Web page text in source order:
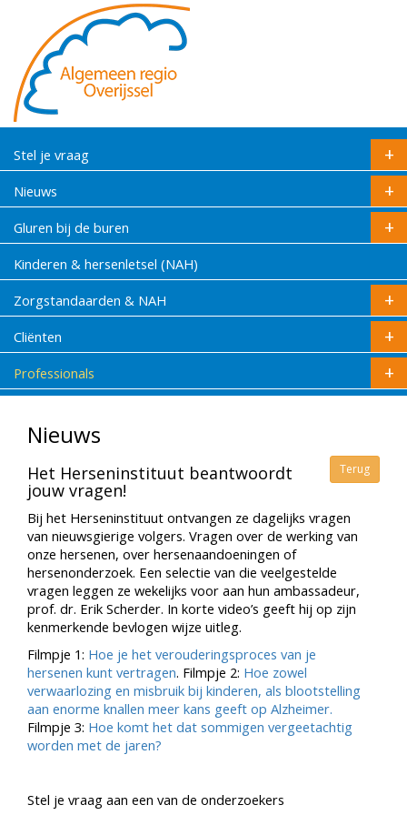
Stel je vraag
Nieuws
Gluren bij de buren
Kinderen & hersenletsel (NAH)
Zorgstandaarden & NAH
Cliënten
Professionals
Nieuws
Terug
Het Herseninstituut beantwoordt
jouw vragen!
Bij het Herseninstituut ontvangen ze dagelijks vragen
van nieuwsgierige volgers. Vragen over de werking van
onze hersenen, over hersenaandoeningen of
hersenonderzoek. Een selectie van die veelgestelde
vragen leggen ze wekelijks voor aan hun ambassadeur,
prof. dr. Erik Scherder. In korte video’s geeft hij op zijn
kenmerkende bevlogen wijze uitleg.
Filmpje 1: Hoe je het verouderingsproces van je
hersenen kunt vertragen. Filmpje 2: Hoe zowel
verwaarlozing en misbruik bij kinderen, als blootstelling
aan enorme knallen meer kans geeft op Alzheimer.
Filmpje 3: Hoe komt het dat sommigen vergeetachtig
worden met de jaren?
Stel je vraag aan een van de onderzoekers